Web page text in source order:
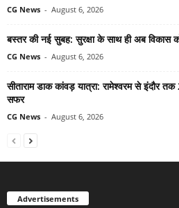
CG News - August 6, 2026
बस्तर की नई सुबह: सुरक्षा के साथ ही अब विकास
CG News - August 6, 2026
सीताराम डाक कांवड़ यात्रा: रामेश्वरम से इंदौर
सफर
CG News - August 6, 2026
Advertisements